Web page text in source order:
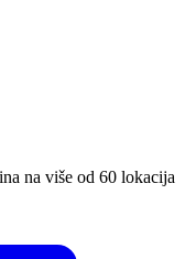
na više od 60 lokacija